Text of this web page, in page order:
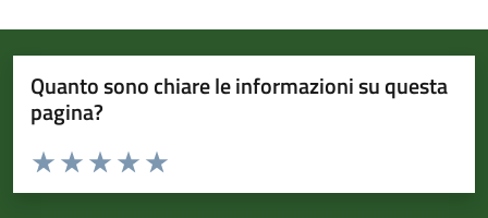
Quanto sono chiare le informazioni su questa
pagina?
Valuta da 1 a 5 stelle la pagina
Valuta 5 stelle su 5
Valuta 4 stelle su 5
Valuta 3 stelle su 5
Valuta 2 stelle su 5
Valuta 1 stelle su 5